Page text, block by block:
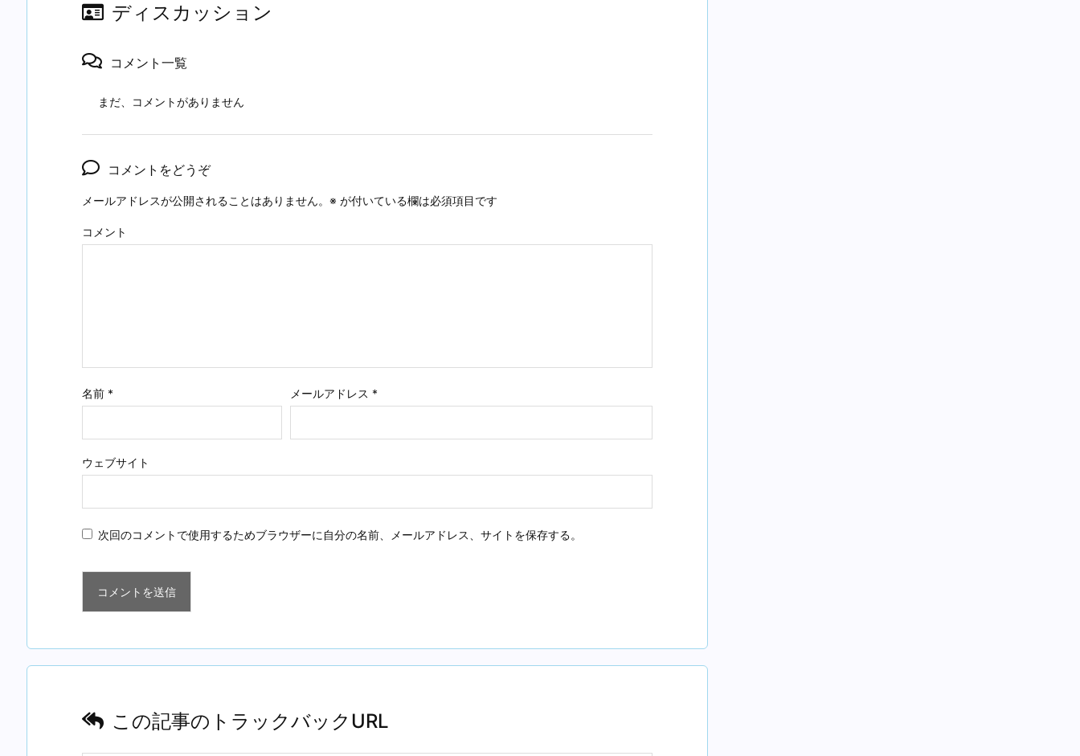
ディスカッション
コメント一覧
まだ、コメントがありません
コメントをどうぞ
メールアドレスが公開されることはありません。 ※ が付いている欄は必須項目です
コメント
名前 * メールアドレス *
ウェブサイト
次回のコメントで使用するためブラウザーに自分の名前、メールアドレス、サイトを保存する。
この記事のトラックバックURL